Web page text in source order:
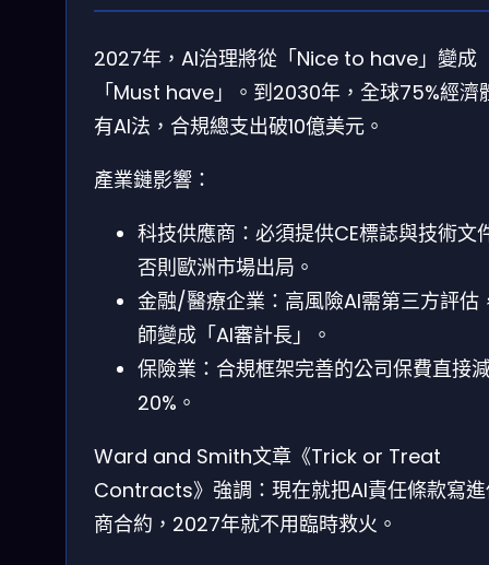
2027年，AI治理將從「Nice to have」變成
「Must have」。到2030年，全球75%經濟
有AI法，合規總支出破10億美元。
產業鏈影響：
科技供應商：必須提供CE標誌與技術文
否則歐洲市場出局。
金融/醫療企業：高風險AI需第三方評估
師變成「AI審計長」。
保險業：合規框架完善的公司保費直接
20%。
Ward and Smith文章《Trick or Treat
Contracts》強調：現在就把AI責任條款寫
商合約，2027年就不用臨時救火。